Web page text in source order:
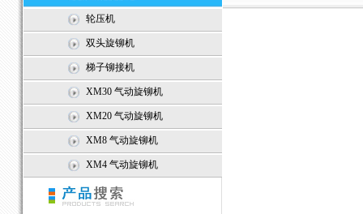
轮压机
双头旋铆机
梯子铆接机
XM30 气动旋铆机
XM20 气动旋铆机
XM8 气动旋铆机
XM4 气动旋铆机